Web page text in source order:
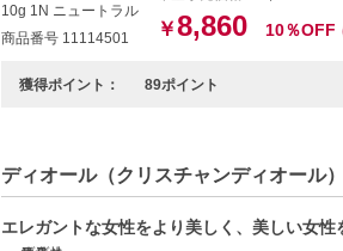
商品番号 11114501 ￥8,860 10％OFF
獲得ポイント： 89ポイント
ディオール（クリスチャンディオール
エレガントな女性をより美しく、美しい女性